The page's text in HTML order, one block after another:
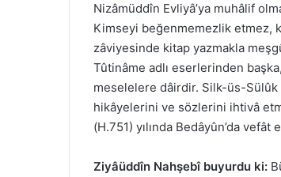
Nizâmüddîn Evliyâ’ya muhâlif
Kimseyi beğenmemezlik etmez,
zâviyesinde kitap yazmakla
Tûtinâme adlı eserlerinden
meselelere dâirdir. Silk-üs-Sülûk
hikâyelerini ve sözlerini ihtivâ
(H.751) yılında Bedâyûn’da vefât
Ziyâüddîn Nahşebî buyurdu ki: